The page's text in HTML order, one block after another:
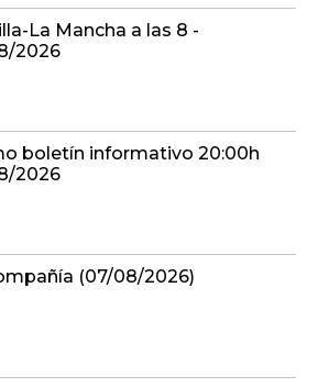
La Mancha a las 8 -
2026
boletín informativo 20:00h
2026
(07/08/2026)